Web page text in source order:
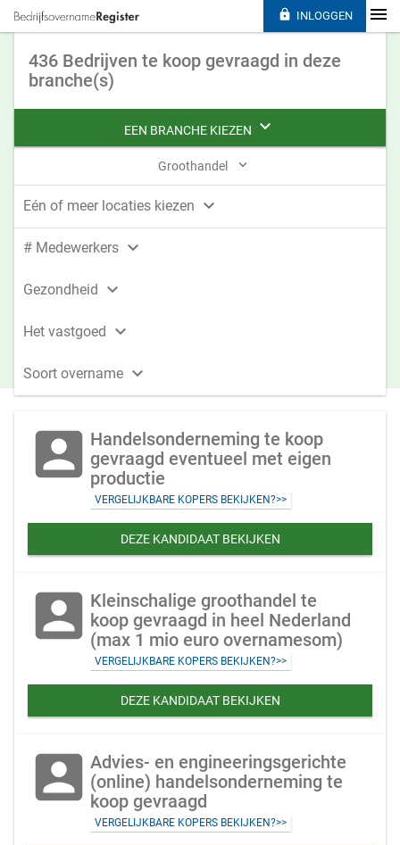
436 Bedrijven te koop gevraagd in deze
branche(s)
EEN BRANCHE KIEZEN 
Groothandel 
Eén of meer locaties kiezen 
# Medewerkers 
Gezondheid 
Het vastgoed 
Soort overname 
account_box Handelsonderneming te koop
gevraagd eventueel met eigen
productie
VERGELIJKBARE KOPERS BEKIJKEN?>>
DEZE KANDIDAAT BEKIJKEN
account_box Kleinschalige groothandel te
koop gevraagd in heel Nederland
(max 1 mio euro overnamesom)
VERGELIJKBARE KOPERS BEKIJKEN?>>
DEZE KANDIDAAT BEKIJKEN
account_box Advies- en engineeringsgerichte
(online) handelsonderneming te
koop gevraagd
VERGELIJKBARE KOPERS BEKIJKEN?>>
 INLOGGEN